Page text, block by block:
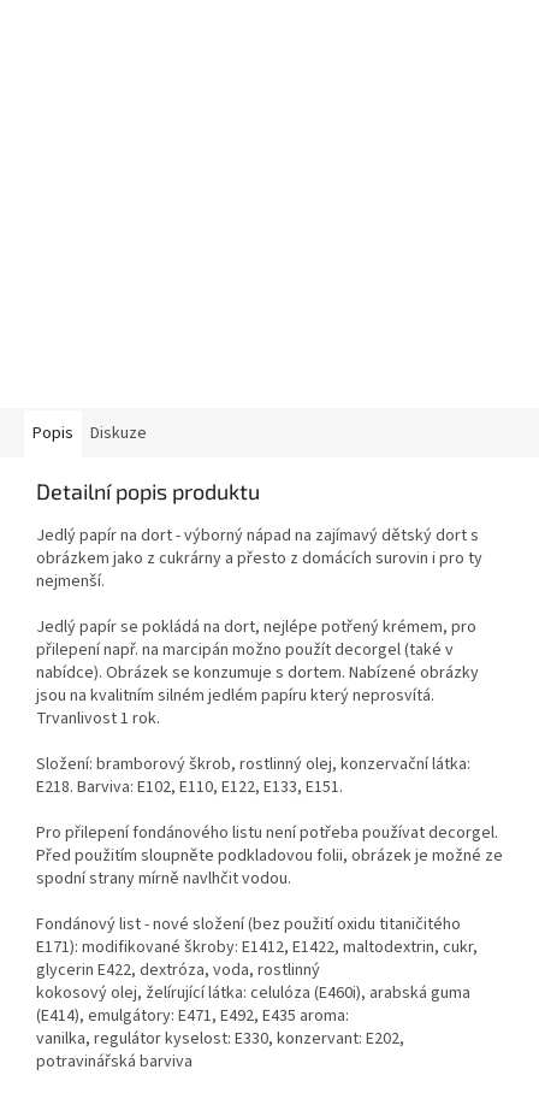
Popis Diskuze
Detailní popis produktu
Jedlý papír na dort - výborný nápad na zajímavý dětský dort s
obrázkem jako z cukrárny a přesto z domácích surovin i pro ty
nejmenší.
Jedlý papír se pokládá na dort, nejlépe potřený krémem, pro
přilepení např. na marcipán možno použít decorgel (také v
nabídce). Obrázek se konzumuje s dortem. Nabízené obrázky
jsou na kvalitním silném jedlém papíru který neprosvítá.
Trvanlivost 1 rok.
Složení: bramborový škrob, rostlinný olej, konzervační látka:
E218. Barviva: E102, E110, E122, E133, E151.
Pro přilepení fondánového listu není potřeba používat decorgel.
Před použitím sloupněte podkladovou folii, obrázek je možné ze
spodní strany mírně navlhčit vodou.
Fondánový list - nové složení (bez použití oxidu titaničitého
E171): modifikované škroby: E1412, E1422, maltodextrin, cukr,
glycerin E422, dextróza, voda, rostlinný
kokosový olej, želírující látka: celulóza (E460i), arabská guma
(E414), emulgátory: E471, E492, E435 aroma:
vanilka, regulátor kyselost: E330, konzervant: E202,
potravinářská barviva